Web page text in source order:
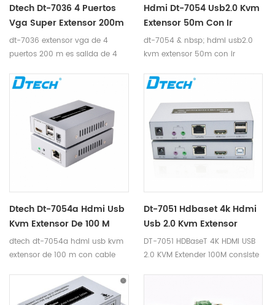
Dtech Dt-7036 4 Puertos
Vga Super Extensor 200m
dt-7036 extensor vga de 4
puertos 200 m es salida de 4
pantalla locales 1 utp, proyector,
Hdmi Dt-7054 Usb2.0 Kvm
Extensor 50m Con Ir
dt-7054 & nbsp; hdmi usb2.0
kvm extensor 50m con ir
Dtech Dt-7054a Hdmi Usb
Kvm Extensor De 100 M
Con Cable
dtech dt-7054a hdmi usb kvm
extensor de 100 m con cable
Dt-7051 Hdbaset 4k Hdmi
Usb 2.0 Kvm Extensor
100m
DT-7051 HDBaseT 4K HDMI USB
2.0 KVM Extender 100M consiste